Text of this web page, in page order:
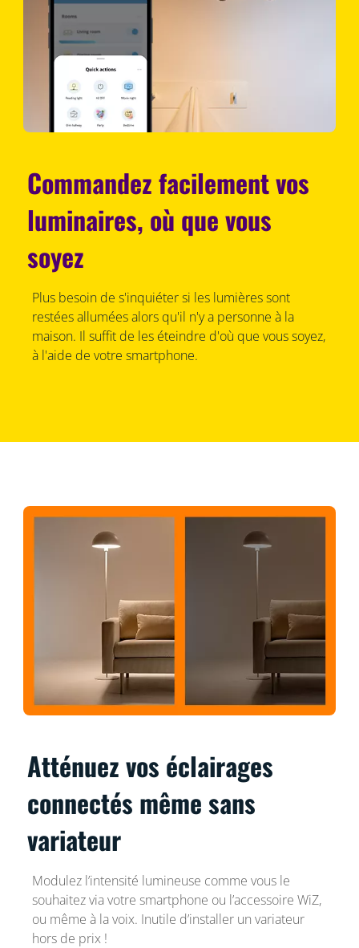
Commandez facilement vos
luminaires, où que vous
soyez
Plus besoin de s'inquiéter si les lumières sont
restées allumées alors qu'il n'y a personne à la
maison. Il suffit de les éteindre d'où que vous soyez,
à l'aide de votre smartphone.
Atténuez vos éclairages
connectés même sans
variateur
Modulez l’intensité lumineuse comme vous le
souhaitez via votre smartphone ou l’accessoire WiZ,
ou même à la voix. Inutile d’installer un variateur
hors de prix !